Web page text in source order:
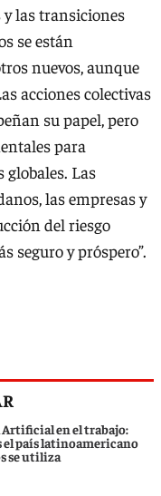
las transiciones
se están
nuevos, aunque
acciones colectivas
su papel, pero
para
Las
las empresas y
del riesgo
seguro y próspero”.
en el trabajo:
el país latinoamericano
se utiliza